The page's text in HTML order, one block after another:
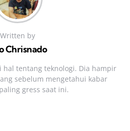
Written by
Chrisnado
hal tentang teknologi. Dia hampir
sebelum mengetahui kabar
gress saat ini.